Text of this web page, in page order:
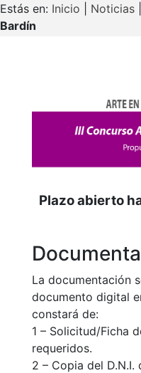
Estás en: Inicio Noticias
Bardín
Plazo abierto
La documentación
documento digital
constará de:
1 – Solicitud/Ficha
requeridos.
2 – Copia del